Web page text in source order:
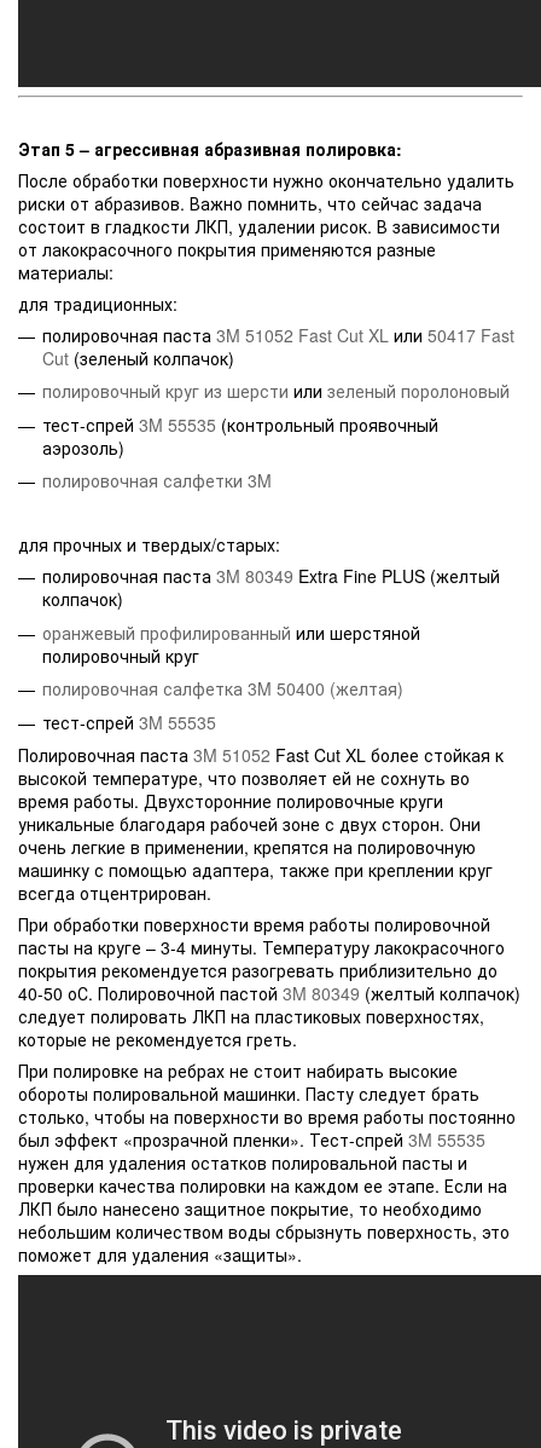
Этап 5 – агрессивная абразивная полировка:
После обработки поверхности нужно окончательно удалить
риски от абразивов. Важно помнить, что сейчас задача
состоит в гладкости ЛКП, удалении рисок. В зависимости
от лакокрасочного покрытия применяются разные
материалы:
для традиционных:
полировочная паста 3M 51052 Fast Cut XL или 50417 Fast
Cut (зеленый колпачок)
полировочный круг из шерсти или зеленый поролоновый
тест-спрей 3M 55535 (контрольный проявочный
аэрозоль)
полировочная салфетки 3M
для прочных и твердых/старых:
полировочная паста 3M 80349 Extra Fine PLUS (желтый
колпачок)
оранжевый профилированный или шерстяной
полировочный круг
полировочная салфетка 3M 50400 (желтая)
тест-спрей 3M 55535
Полировочная паста 3M 51052 Fast Cut XL более стойкая к
высокой температуре, что позволяет ей не сохнуть во
время работы. Двухсторонние полировочные круги
уникальные благодаря рабочей зоне с двух сторон. Они
очень легкие в применении, крепятся на полировочную
машинку с помощью адаптера, также при креплении круг
всегда отцентрирован.
При обработки поверхности время работы полировочной
пасты на круге – 3-4 минуты. Температуру лакокрасочного
покрытия рекомендуется разогревать приблизительно до
40-50 оС. Полировочной пастой 3M 80349 (желтый колпачок)
следует полировать ЛКП на пластиковых поверхностях,
которые не рекомендуется греть.
При полировке на ребрах не стоит набирать высокие
обороты полировальной машинки. Пасту следует брать
столько, чтобы на поверхности во время работы постоянно
был эффект «прозрачной пленки». Тест-спрей 3M 55535
нужен для удаления остатков полировальной пасты и
проверки качества полировки на каждом ее этапе. Если на
ЛКП было нанесено защитное покрытие, то необходимо
небольшим количеством воды сбрызнуть поверхность, это
поможет для удаления «защиты».